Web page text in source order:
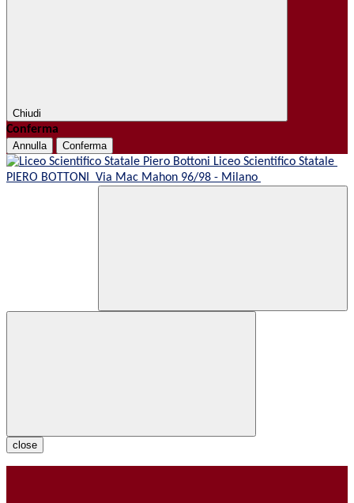
Chiudi
Conferma
Annulla Conferma
Liceo Scientifico Statale
PIERO BOTTONI Via Mac Mahon 96/98 - Milano
close